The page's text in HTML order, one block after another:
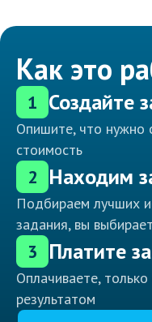
Как это
1 Создайте
Опишите, что нужно
стоимость
2 Находим
Подбираем лучших
задания, вы
3 Платите
Оплачиваете,
результатом